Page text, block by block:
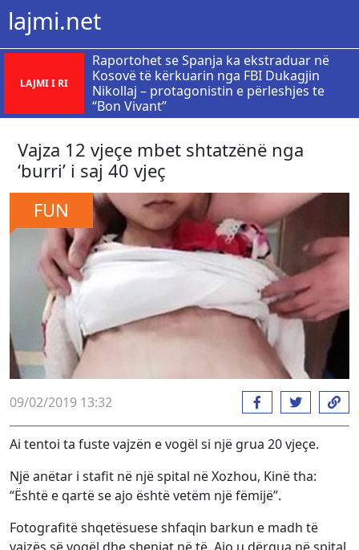
lajmi.net
LAJMI I RI
Raportohet se Spanja ka ekstraduar në
Kosovë të kërkuarin nga FBI Dukagjin
Nikollaj – protagonistin e përleshjes te
“Bon Vivant”
Vajza 12 vjeçe mbet shtatzënë nga
‘burri’ i saj 40 vjeç
FUN
09/02/2019 13:32
Ai tentoi ta fuste vajzën e vogël si një grua 20 vjeçe.
Një anëtar i stafit në një spital në Xozhou, Kinë tha:
“Është e qartë se ajo është vetëm një fëmijë”.
Fotografitë shqetësuese shfaqin barkun e madh të